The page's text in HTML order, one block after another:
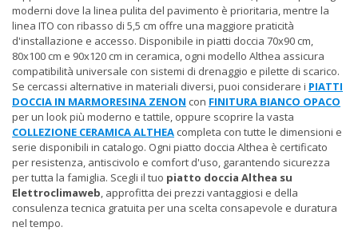
moderni dove la linea pulita del pavimento è prioritaria, mentre la
linea ITO con ribasso di 5,5 cm offre una maggiore praticità
d'installazione e accesso. Disponibile in piatti doccia 70x90 cm,
80x100 cm e 90x120 cm in ceramica, ogni modello Althea assicura
compatibilità universale con sistemi di drenaggio e pilette di scarico.
Se cercassi alternative in materiali diversi, puoi considerare i PIATTI
DOCCIA IN MARMORESINA ZENON con FINITURA BIANCO OPACO
per un look più moderno e tattile, oppure scoprire la vasta
COLLEZIONE CERAMICA ALTHEA completa con tutte le dimensioni e
serie disponibili in catalogo. Ogni piatto doccia Althea è certificato
per resistenza, antiscivolo e comfort d'uso, garantendo sicurezza
per tutta la famiglia. Scegli il tuo piatto doccia Althea su
Elettroclimaweb, approfitta dei prezzi vantaggiosi e della
consulenza tecnica gratuita per una scelta consapevole e duratura
nel tempo.